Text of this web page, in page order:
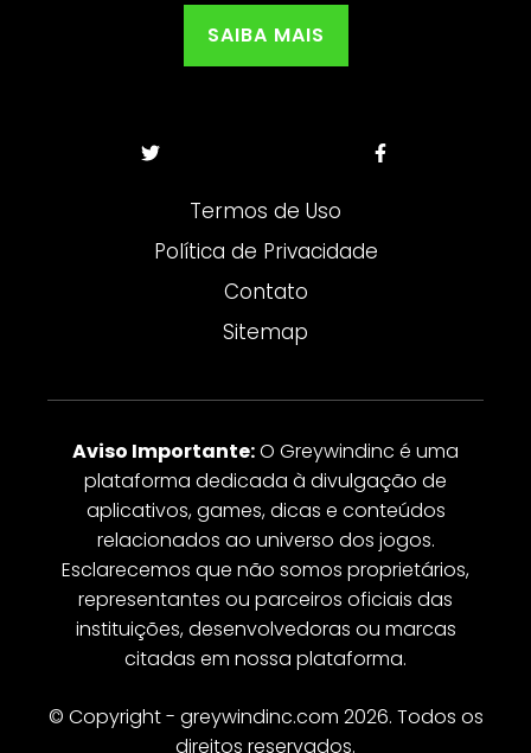
SAIBA MAIS
Termos de Uso
Política de Privacidade
Contato
Sitemap
Aviso Importante:O Greywindinc é uma
plataforma dedicada à divulgação de
aplicativos, games, dicas e conteúdos
relacionados ao universo dos jogos.
Esclarecemos que não somos proprietários,
representantes ou parceiros oficiais das
instituições, desenvolvedoras ou marcas
citadas em nossa plataforma.
© Copyright - greywindinc.com 2026. Todos os
direitos reservados.